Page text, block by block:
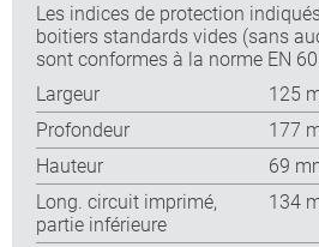
Les indices de protection
boitiers standards vides (sans
sont conformes à la norme EN
Largeur
125
Profondeur
177
Hauteur
69
Long. circuit imprimé,
partie inférieure
134